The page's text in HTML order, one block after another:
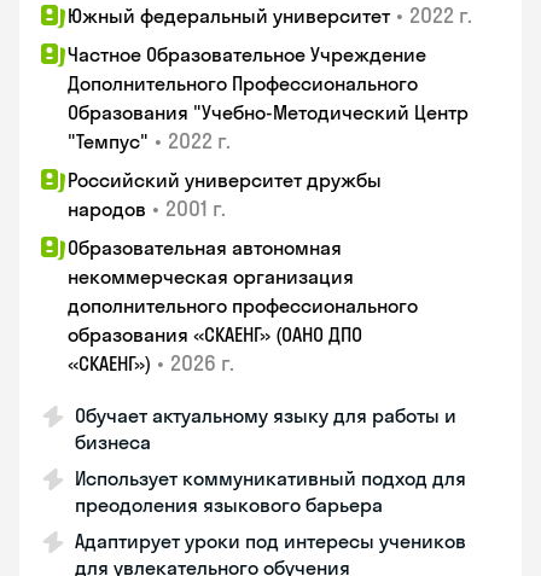
Южный федеральный университет • 2022 г.
Частное Образовательное Учреждение
Дополнительного Профессионального
Образования "Учебно-Методический Центр
"Темпус" • 2022 г.
Российский университет дружбы
народов • 2001 г.
Образовательная автономная
некоммерческая организация
дополнительного профессионального
образования «СКАЕНГ» (ОАНО ДПО
«СКАЕНГ») • 2026 г.
Обучает актуальному языку для работы и
бизнеса
Использует коммуникативный подход для
преодоления языкового барьера
Адаптирует уроки под интересы учеников
для увлекательного обучения